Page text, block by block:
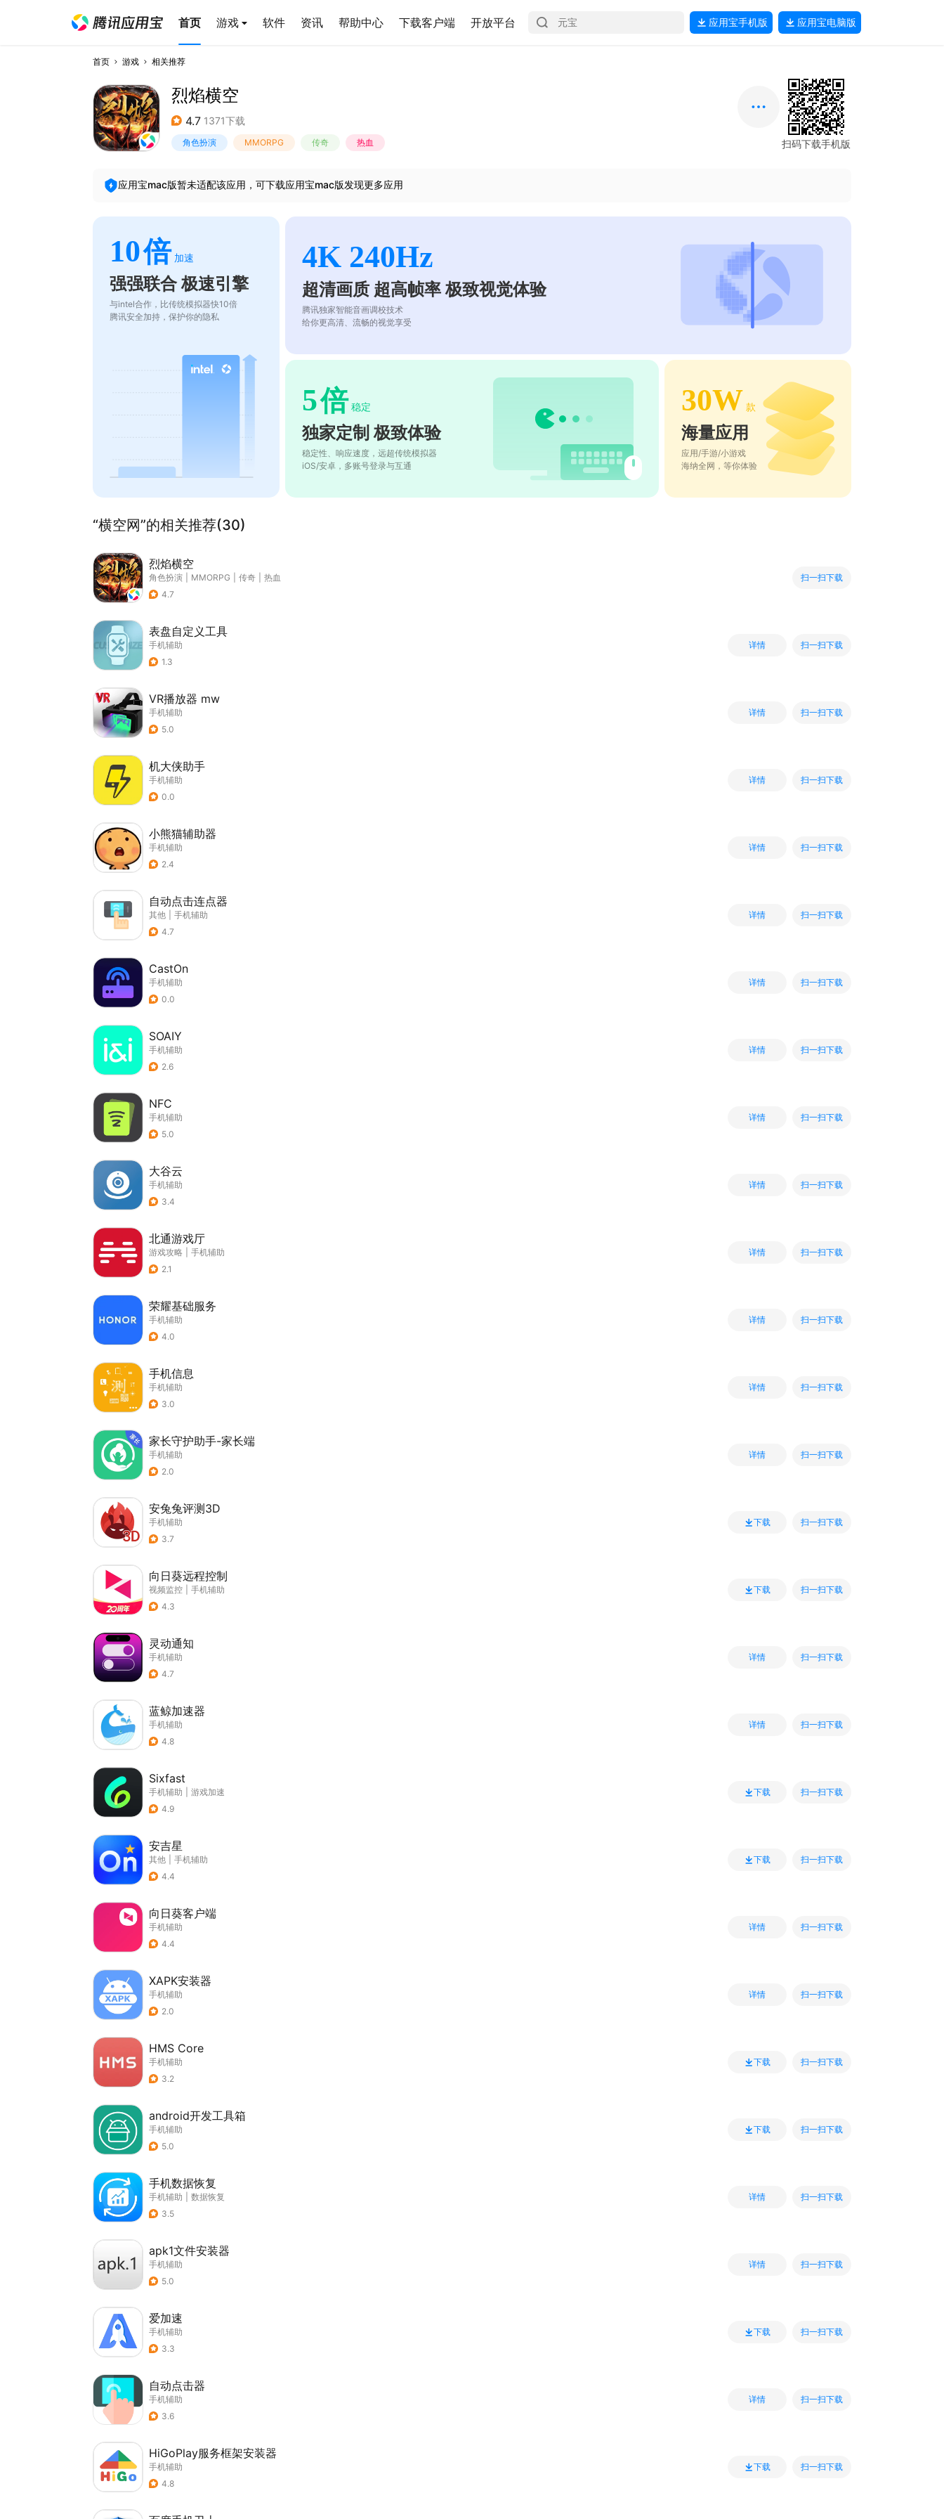
首页 游戏 软件 资讯 帮助中心 下载客户端 开放平台 应用宝手机版 应用宝电脑版
首页 游戏 相关推荐
烈焰横空
4.7 1371下载
角色扮演 MMORPG 传奇 热血 扫码下载手机版
应用宝mac版暂未适配该应用，可下载应用宝mac版发现更多应用
10倍 加速
强强联合 极速引擎
与intel合作，比传统模拟器快10倍
腾讯安全加持，保护你的隐私
4K 240Hz
超清画质 超高帧率 极致视觉体验
腾讯独家智能音画调校技术
给你更高清、流畅的视觉享受
5倍 稳定
独家定制 极致体验
稳定性、响应速度，远超传统模拟器
iOS/安卓，多账号登录与互通
30W 款
海量应用
应用/手游/小游戏
海纳全网，等你体验
“横空网”的相关推荐(30)
烈焰横空
角色扮演 MMORPG 传奇
热血
4.7
扫一扫下载
表盘自定义工具
手机辅助
1.3
详情 扫一扫下载
VR播放器 mw
手机辅助
5.0
详情 扫一扫下载
机大侠助手
手机辅助
0.0
详情 扫一扫下载
小熊猫辅助器
手机辅助
2.4
详情 扫一扫下载
自动点击连点器
其他
手机辅助
4.7
详情 扫一扫下载
CastOn
手机辅助
0.0
详情 扫一扫下载
SOAIY
手机辅助
2.6
详情 扫一扫下载
NFC
手机辅助
5.0
详情 扫一扫下载
大谷云
手机辅助
3.4
详情 扫一扫下载
北通游戏厅
游戏攻略
手机辅助
2.1
详情 扫一扫下载
荣耀基础服务
手机辅助
4.0
详情 扫一扫下载
手机信息
手机辅助
3.0
详情 扫一扫下载
家长守护助手-家长端
手机辅助
2.0
详情 扫一扫下载
安兔兔评测3D
手机辅助
3.7
下载 扫一扫下载
向日葵远程控制
视频监控
手机辅助
4.3
下载 扫一扫下载
灵动通知
手机辅助
4.7
详情 扫一扫下载
蓝鲸加速器
手机辅助
4.8
详情 扫一扫下载
Sixfast
手机辅助
游戏加速
4.9
下载 扫一扫下载
安吉星
其他
手机辅助
4.4
下载 扫一扫下载
向日葵客户端
手机辅助
4.4
详情 扫一扫下载
XAPK安装器
手机辅助
2.0
详情 扫一扫下载
HMS Core
手机辅助
3.2
下载 扫一扫下载
android开发工具箱
手机辅助
5.0
下载 扫一扫下载
手机数据恢复
手机辅助
数据恢复
3.5
详情 扫一扫下载
apk1文件安装器
手机辅助
5.0
详情 扫一扫下载
爱加速
手机辅助
3.3
下载 扫一扫下载
自动点击器
手机辅助
3.6
详情 扫一扫下载
HiGoPlay服务框架安装器
手机辅助
4.8
下载 扫一扫下载